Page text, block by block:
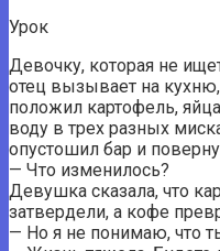
Урок
Девочку, которая не
отец вызывает на
положил картофель,
воду в трех разных
опустошил бар и
— Что изменилось?
Девушка сказала, что
затвердели, а кофе
— Но я не понимаю, что